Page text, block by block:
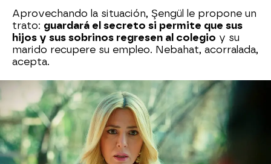
Aprovechando la situación, Şengül le propone un
trato: guardará el secreto si permite que sus
hijos y sus sobrinos regresen al colegio y su
marido recupere su empleo. Nebahat, acorralada,
acepta.
Todos creen que la disculpa pública de Aybike ha
hecho que Nebahat recapacite. A Ömer no le
parece bien que su prima haya pedido perdón.
"Volveremos a clase y mi padre recuperará su
trabajo", se justifica ella.